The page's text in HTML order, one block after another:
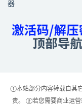
器
①本站部分内容转载自其
责。 ②若您需要商业运营